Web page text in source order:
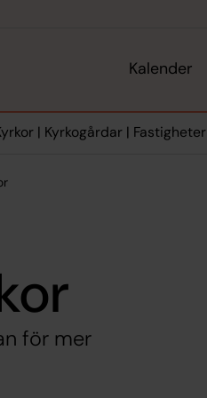
Kalender
| Kyrkogårdar | Fastigheter
för mer